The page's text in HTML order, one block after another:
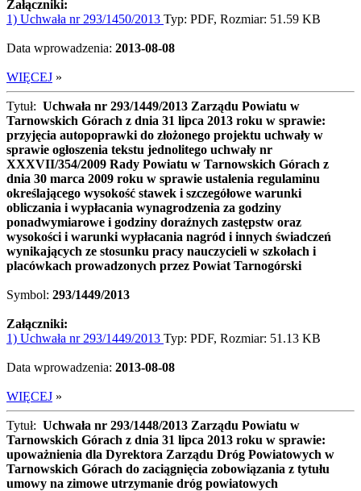
Załączniki:
1) Uchwała nr 293/1450/2013 Typ: PDF, Rozmiar: 51.59 KB
Data wprowadzenia: 2013-08-08
WIĘCEJ »
Tytuł: Uchwała nr 293/1449/2013 Zarządu Powiatu w
Tarnowskich Górach z dnia 31 lipca 2013 roku w sprawie:
przyjęcia autopoprawki do złożonego projektu uchwały w
sprawie ogłoszenia tekstu jednolitego uchwały nr
XXXVII/354/2009 Rady Powiatu w Tarnowskich Górach z
dnia 30 marca 2009 roku w sprawie ustalenia regulaminu
określającego wysokość stawek i szczegółowe warunki
obliczania i wypłacania wynagrodzenia za godziny
ponadwymiarowe i godziny doraźnych zastępstw oraz
wysokości i warunki wypłacania nagród i innych świadczeń
wynikających ze stosunku pracy nauczycieli w szkołach i
placówkach prowadzonych przez Powiat Tarnogórski
Symbol: 293/1449/2013
Załączniki:
1) Uchwała nr 293/1449/2013 Typ: PDF, Rozmiar: 51.13 KB
Data wprowadzenia: 2013-08-08
WIĘCEJ »
Tytuł: Uchwała nr 293/1448/2013 Zarządu Powiatu w
Tarnowskich Górach z dnia 31 lipca 2013 roku w sprawie:
upoważnienia dla Dyrektora Zarządu Dróg Powiatowych w
Tarnowskich Górach do zaciągnięcia zobowiązania z tytułu
umowy na zimowe utrzymanie dróg powiatowych